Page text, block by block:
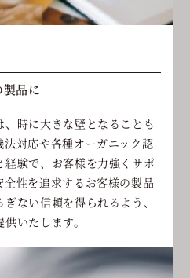
品に
時に大きな壁となることも
対応や各種オーガニック認
験で、お客様を力強くサポ
性を追求するお客様の製品
ない信頼を得られるよう、
いたします。